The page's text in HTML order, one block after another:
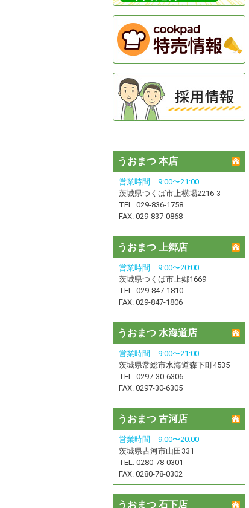
うおまつ 本店
営業時間 9:00〜21:00
茨城県つくば市上横場2216-3
TEL. 029-836-1758
FAX. 029-837-0868
うおまつ 上郷店
営業時間 9:00〜20:00
茨城県つくば市上郷1669
TEL. 029-847-1810
FAX. 029-847-1806
うおまつ 水海道店
営業時間 9:00〜21:00
茨城県常総市水海道森下町4535
TEL. 0297-30-6306
FAX. 0297-30-6305
うおまつ 古河店
営業時間 9:00〜20:00
茨城県古河市山田331
TEL. 0280-78-0301
FAX. 0280-78-0302
うおまつ 石下店